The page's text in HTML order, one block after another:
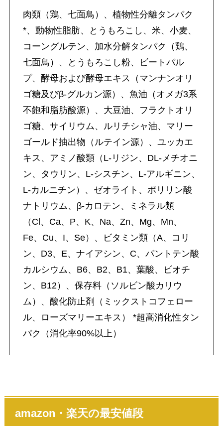
肉類（鶏、七面鳥）、植物性分離タンパク
*、動物性脂肪、とうもろこし、米、小麦、
コーングルテン、加水分解タンパク（鶏、
七面鳥）、とうもろこし粉、ビートパル
プ、酵母および酵母エキス（マンナンオリ
ゴ糖及びβ-グルカン源）、魚油（オメガ3系
不飽和脂肪酸源）、大豆油、フラクトオリ
ゴ糖、サイリウム、ルリチシャ油、マリー
ゴールド抽出物（ルテイン源）、ユッカエ
キス、アミノ酸類（L-リジン、DL-メチオニ
ン、タウリン、L-シスチン、L-アルギニン、
L-カルニチン）、ゼオライト、ポリリン酸
ナトリウム、β-カロテン、ミネラル類
（Cl、Ca、P、K、Na、Zn、Mg、Mn、
Fe、Cu、I、Se）、ビタミン類（A、コリ
ン、D3、E、ナイアシン、C、パントテン酸
カルシウム、B6、B2、B1、葉酸、ビオチ
ン、B12）、保存料（ソルビン酸カリウ
ム）、酸化防止剤（ミックストコフェロー
ル、ローズマリーエキス） *超高消化性タン
パク（消化率90%以上）
amazon・楽天の最安値段